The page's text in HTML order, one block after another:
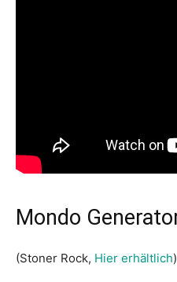
Mondo
(Stoner Rock, Hier erhältlich)